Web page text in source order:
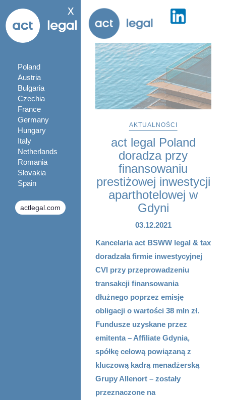
x
Poland
Austria
Bulgaria
Czechia
France
Germany
Hungary
Italy
Netherlands
Romania
Slovakia
Spain
actlegal.com
AKTUALNOŚCI
act legal Poland
doradza przy
finansowaniu
prestiżowej inwestycji
aparthotelowej w
Gdyni
03.12.2021
Kancelaria act BSWW legal & tax
doradzała firmie inwestycyjnej
CVI przy przeprowadzeniu
transakcji finansowania
dłużnego poprzez emisję
obligacji o wartości 38 mln zł.
Fundusze uzyskane przez
emitenta – Affiliate Gdynia,
spółkę celową powiązaną z
kluczową kadrą menadżerską
Grupy Allenort – zostały
przeznaczone na